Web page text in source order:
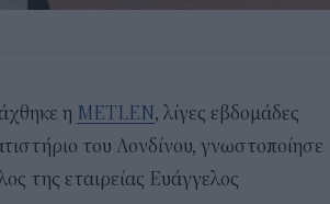
η METLEN, λίγες εβδομάδες
του Λονδίνου, γνωστοποίησε
της εταιρείας Ευάγγελος